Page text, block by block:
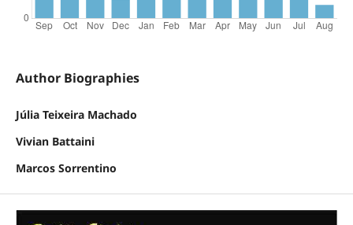
Author Biographies
Júlia Teixeira Machado
Vivian Battaini
Marcos Sorrentino